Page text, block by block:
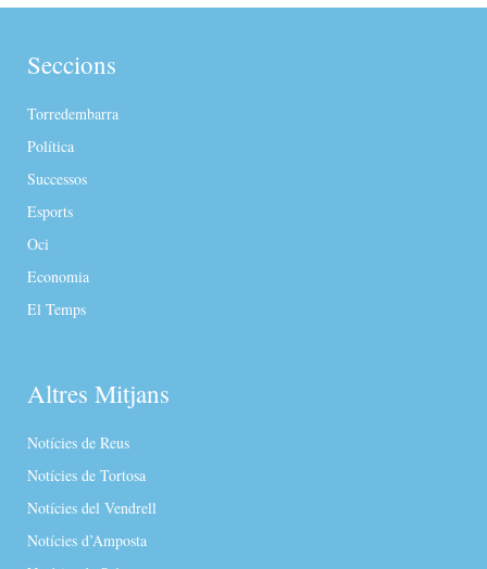
Seccions
Torredembarra
Política
Successos
Esports
Oci
Economia
El Temps
Altres Mitjans
Notícies de Reus
Notícies de Tortosa
Notícies del Vendrell
Notícies d’Amposta